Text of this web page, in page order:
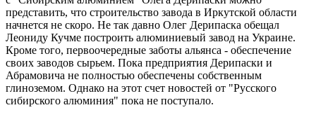
представить, что строительство завода в Иркутской области
начнется не скоро. Не так давно Олег Дерипаска обещал
Леониду Кучме построить алюминиевый завод на Украине.
Кроме того, первоочередные заботы альянса - обеспечение
своих заводов сырьем. Пока предприятия Дерипаски и
Абрамовича не полностью обеспечены собственным
глиноземом. Однако на этот счет новостей от "Русского
сибирского алюминия" пока не поступало.